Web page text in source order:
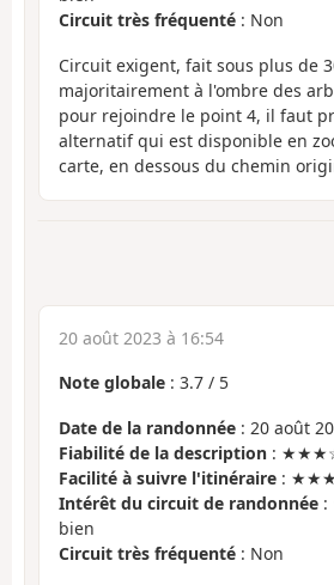
Circuit très fréquenté : Non
Circuit exigent, fait sous plus de
majoritairement à l'ombre des
pour rejoindre le point 4, il faut
alternatif qui est disponible en
carte, en dessous du chemin
20 août 2023 à 16:54
Note globale : 3.7 / 5
Date de la randonnée : 20 août
Fiabilité de la description :
Facilité à suivre l'itinéraire :
Intérêt du circuit de randonnée
bien
Circuit très fréquenté : Non